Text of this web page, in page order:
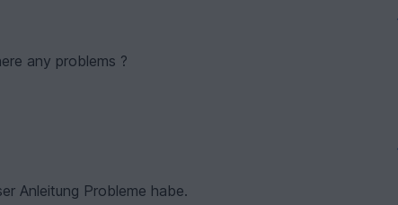
any problems ?
Anleitung Probleme habe.